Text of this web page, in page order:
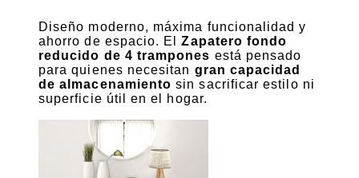
Diseño moderno, máxima funcionalidad y
ahorro de espacio. ElZapatero fondo
reducido de 4 trampones está pensado
para quienes necesitan gran capacidad
de almacenamiento sin sacrificar estilo ni
superficie útil en el hogar.